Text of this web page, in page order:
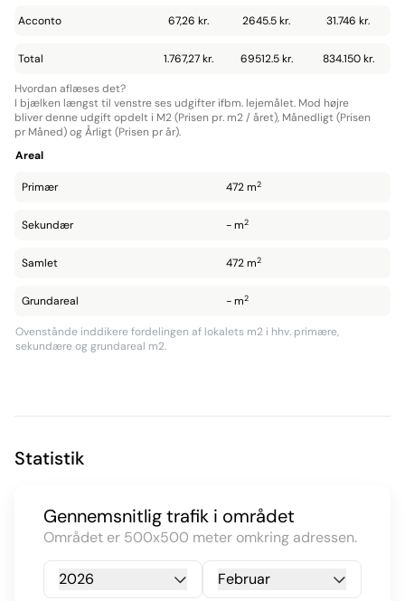
Acconto 67,26 kr. 2645.5 kr. 31.746 kr.
Total 1.767,27 kr. 69512.5 kr. 834.150 kr.
Hvordan aflæses det?
I bjælken længst til venstre ses udgifter ifbm. lejemålet. Mod højre
bliver denne udgift opdelt i M2 (Prisen pr. m2 / året), Månedligt (Prisen
pr Måned) og Årligt (Prisen pr år).
Areal
Primær 472 m2
Sekundær - m2
Samlet 472 m2
Grundareal - m2
Ovenstånde inddikere fordelingen af lokalets m2 i hhv. primære,
sekundære og grundareal m2.
Statistik
Gennemsnitlig trafik i området
Området er 500x500 meter omkring adressen.
2026 Februar